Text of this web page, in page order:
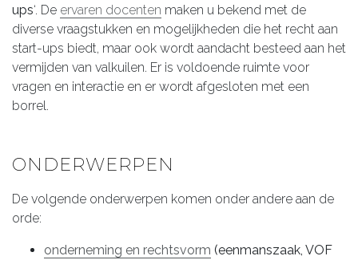
ups‘. De ervaren docenten maken u bekend met de
diverse vraagstukken en mogelijkheden die het recht aan
start-ups biedt, maar ook wordt aandacht besteed aan het
vermijden van valkuilen. Er is voldoende ruimte voor
vragen en interactie en er wordt afgesloten met een
borrel.
ONDERWERPEN
De volgende onderwerpen komen onder andere aan de
orde:
onderneming en rechtsvorm (eenmanszaak, VOF